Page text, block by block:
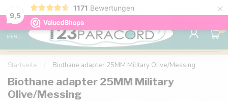
9,5
1171 Bewertungen ×
Kostenlose Lieferung nach Hause ab 150 €
MENU
0
Startseite Biothane adapter 25MM Military Olive/Messing
Biothane adapter 25MM Military
Olive/Messing